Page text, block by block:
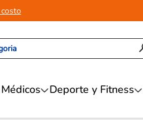
Deporte y Fitness